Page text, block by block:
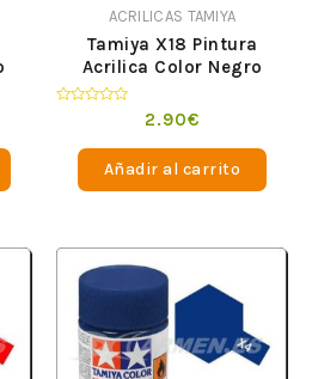
ACRILICAS TAMIYA
Tamiya X18 Pintura
Acrilica Color Negro
2.90€
Añadir al carrito